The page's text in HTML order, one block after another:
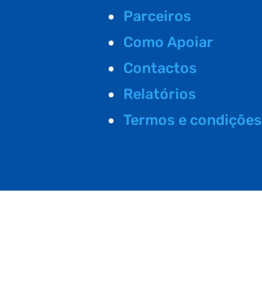
Parceiros
Como Apoiar
Contactos
Relatórios
Termos e condições